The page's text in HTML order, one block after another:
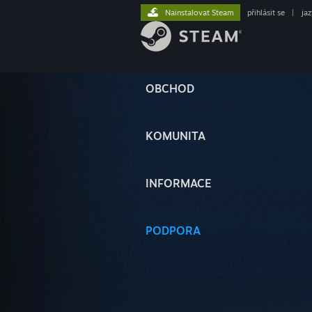
OBCHOD
KOMUNITA
INFORMACE
PODPORA
Nainstalovat Steam přihlásit se